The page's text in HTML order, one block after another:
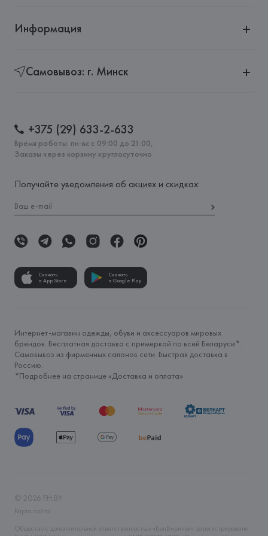
Информация
Самовывоз: г. Минск
+375 (29) 633-2-633
Время работы: пн-вс с 09:00 до 21:00,
Заказы через корзину круглосуточно
Получайте уведомления об акциях и скидках:
Скачать
в App Store
Скачать
в Google Play
Интернет-магазин одежды, обуви и аксессуаров мировых
брендов. Бесплатная доставка с примеркой по всей Беларуси*.
Самовывоз из фирменных салонов сети. Быстрая доставка в
Россию.
*Подробнее на странице «Доставка и оплата»
© 2026 FH.BY
Карта сайта
Общество с дополнительной ответственностью «БелВиринея» зарегистрировано